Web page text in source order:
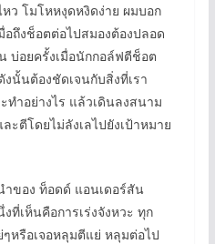
ว โมโหหงุดหงิดง่าย ผมบอก
อถึงช็อตต่อไปสมองต้องปลอด
บ่อยครั้งเมื่อนักกอล์ฟตีช็อต
นั้นต้องชัดเจนกับสิ่งที่เรา
ทำอย่างไร แล้วเดินลงสนาม
ตีโดยไม่ลังเลไปยังเป้าหมาย
ของ ท็อดด์ แอนเดอร์สัน
ที่เห็นคือการเร่งจังหวะ ทุก
ๆหรือเจอหลุมตีแย่ หลุมต่อไป